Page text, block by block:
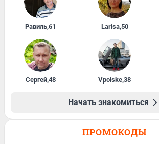
Равиль,61 Larisa,50
Сергей,48 Vpoiske,38
Начать знакомиться
ПРОМОКОДЫ